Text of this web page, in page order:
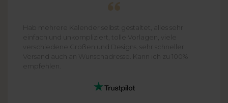
Hab mehrere Kalender selbst gestaltet, alles sehr
einfach und unkompliziert, tolle Vorlagen, viele
verschiedene Größen und Designs, sehr schneller
Versand auch an Wunschadresse. Kann ich zu 100%
empfehlen.